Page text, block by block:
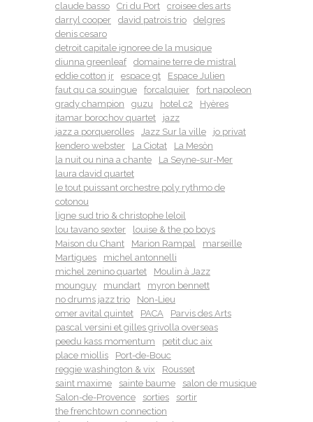
claude basso
Cri du Port
croisee des arts
darryl cooper
david patrois trio
delgres
denis cesaro
detroit capitale ignoree de la musique
diunna greenleaf
domaine terre de mistral
eddie cotton jr
espace gt
Espace Julien
faut qu ca souingue
forcalquier
fort napoleon
grady champion
guzu hotel c2
Hyères
itamar borochov quartet
jazz
jazz a porquerolles
Jazz Sur la ville
jo privat
kendero webster
La Ciotat
La Mesòn
la nuit ou nina a chante
La Seyne-sur-Mer
laura david quartet
le tout puissant orchestre poly rythmo de
cotonou
ligne sud trio & christophe leloil
lou tavano sexter
louise & the po boys
Maison du Chant
Marion Rampal
marseille
Martigues
michel antonnelli
michel zenino quartet
Moulin à Jazz
mounguy
mundart
myron bennett
no drums jazz trio
Non-Lieu
omer avital quintet
PACA
Parvis des Arts
pascal versini et gilles grivolla overseas
peedu kass momentum
petit duc aix
place miollis
Port-de-Bouc
reggie washington & vix
Rousset
saint maxime
sainte baume
salon de musique
Salon-de-Provence
sorties
sortir
the frenchtown connection